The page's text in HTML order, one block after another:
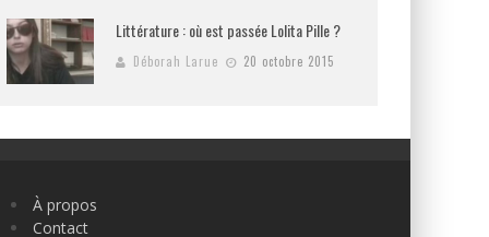
Littérature : où est passée Lolita Pille ?
Déborah Larue 20 octobre 2015
À propos
Contact